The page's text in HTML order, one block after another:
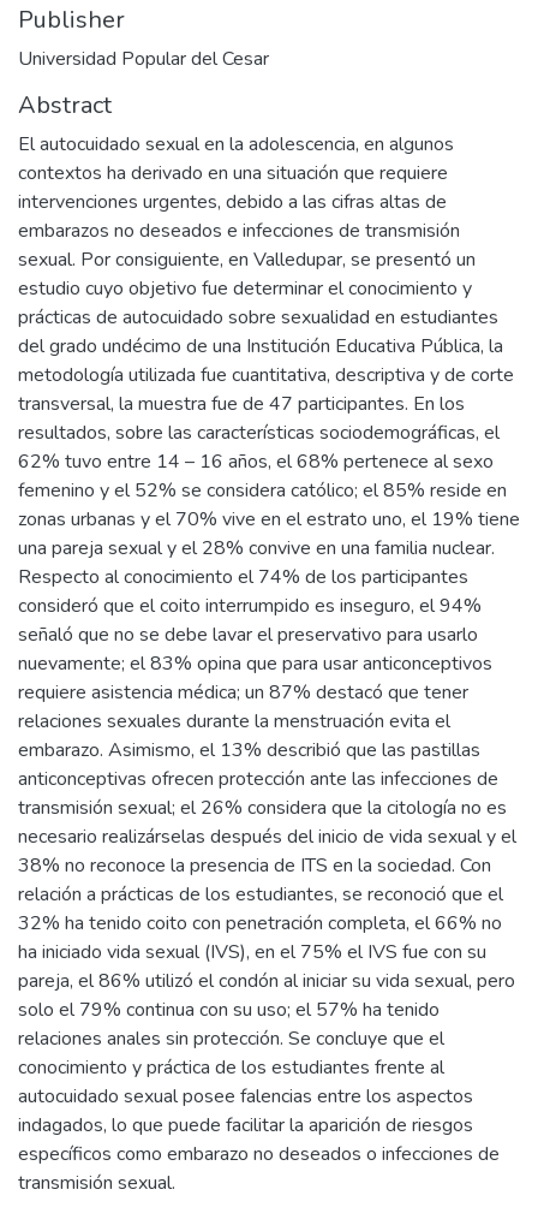
Publisher
Universidad Popular del Cesar
Abstract
El autocuidado sexual en la adolescencia, en algunos
contextos ha derivado en una situación que requiere
intervenciones urgentes, debido a las cifras altas de
embarazos no deseados e infecciones de transmisión
sexual. Por consiguiente, en Valledupar, se presentó un
estudio cuyo objetivo fue determinar el conocimiento y
prácticas de autocuidado sobre sexualidad en estudiantes
del grado undécimo de una Institución Educativa Pública, la
metodología utilizada fue cuantitativa, descriptiva y de corte
transversal, la muestra fue de 47 participantes. En los
resultados, sobre las características sociodemográficas, el
62% tuvo entre 14 – 16 años, el 68% pertenece al sexo
femenino y el 52% se considera católico; el 85% reside en
zonas urbanas y el 70% vive en el estrato uno, el 19% tiene
una pareja sexual y el 28% convive en una familia nuclear.
Respecto al conocimiento el 74% de los participantes
consideró que el coito interrumpido es inseguro, el 94%
señaló que no se debe lavar el preservativo para usarlo
nuevamente; el 83% opina que para usar anticonceptivos
requiere asistencia médica; un 87% destacó que tener
relaciones sexuales durante la menstruación evita el
embarazo. Asimismo, el 13% describió que las pastillas
anticonceptivas ofrecen protección ante las infecciones de
transmisión sexual; el 26% considera que la citología no es
necesario realizárselas después del inicio de vida sexual y el
38% no reconoce la presencia de ITS en la sociedad. Con
relación a prácticas de los estudiantes, se reconoció que el
32% ha tenido coito con penetración completa, el 66% no
ha iniciado vida sexual (IVS), en el 75% el IVS fue con su
pareja, el 86% utilizó el condón al iniciar su vida sexual, pero
solo el 79% continua con su uso; el 57% ha tenido
relaciones anales sin protección. Se concluye que el
conocimiento y práctica de los estudiantes frente al
autocuidado sexual posee falencias entre los aspectos
indagados, lo que puede facilitar la aparición de riesgos
específicos como embarazo no deseados o infecciones de
transmisión sexual.